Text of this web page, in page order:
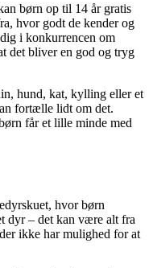
børn op til 14 år gratis
hvor godt de kender og
i konkurrencen om
det bliver en god og tryg
hund, kat, kylling eller et
fortælle lidt om det.
får et lille minde med
hvor børn
dyr – det kan være alt fra
ikke har mulighed for at